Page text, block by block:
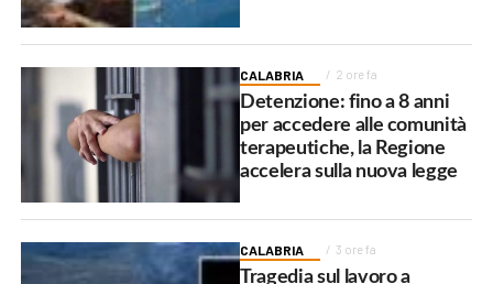
CALABRIA 2 ore fa
Detenzione: fino a 8 anni
per accedere alle comunità
terapeutiche, la Regione
accelera sulla nuova legge
CALABRIA 3 ore fa
Tragedia sul lavoro a